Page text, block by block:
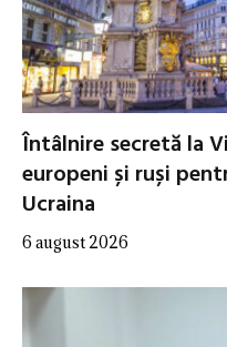
Întâlnire secretă la
europeni și ruși
Ucraina
6 august 2026